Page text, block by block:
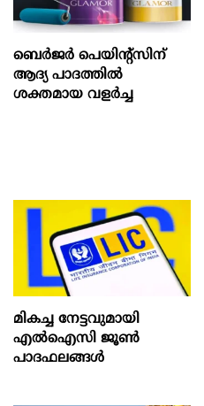
ബെർജർ പെയിന്റ്സിന്
ആദ്യ പാദത്തിൽ
ശക്തമായ വളർച്ച
മികച്ച നേട്ടവുമായി
എൽഐസി ജൂൺ
പാദഫലങ്ങൾ